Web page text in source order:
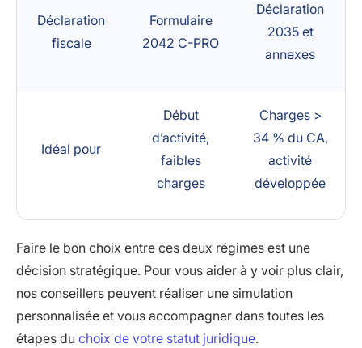
Déclaration
fiscale
Formulaire
2042 C-PRO
Déclaration
2035 et
annexes
Idéal pour
Début
d’activité,
faibles
charges
Charges >
34 % du CA,
activité
développée
Faire le bon choix entre ces deux régimes est une
décision stratégique. Pour vous aider à y voir plus clair,
nos conseillers peuvent réaliser une simulation
personnalisée et vous accompagner dans toutes les
étapes du choix de votre statut juridique.